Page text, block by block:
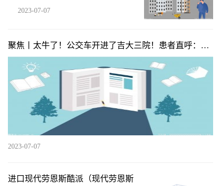
2023-07-07
聚焦丨太牛了！公交车开进了吉大三院！患者直呼：贴
心又方便
2023-07-07
进口现代劳恩斯酷派（现代劳恩斯